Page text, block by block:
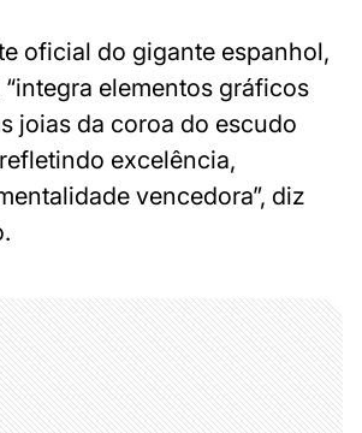
oficial do gigante espanhol,
elementos gráficos
joias da coroa do escudo
excelência,
vencedora”, diz